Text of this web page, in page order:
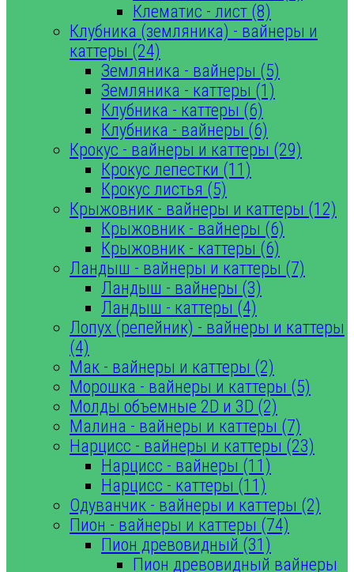
Клематис - лист (8)
Клубника (земляника) - вайнеры и
каттеры (24)
Земляника - вайнеры (5)
Земляника - каттеры (1)
Клубника - каттеры (6)
Клубника - вайнеры (6)
Крокус - вайнеры и каттеры (29)
Крокус лепестки (11)
Крокус листья (5)
Крыжовник - вайнеры и каттеры (12)
Крыжовник - вайнеры (6)
Крыжовник - каттеры (6)
Ландыш - вайнеры и каттеры (7)
Ландыш - вайнеры (3)
Ландыш - каттеры (4)
Лопух (репейник) - вайнеры и каттеры
(4)
Мак - вайнеры и каттеры (2)
Морошка - вайнеры и каттеры (5)
Молды объемные 2D и 3D (2)
Малина - вайнеры и каттеры (7)
Нарцисс - вайнеры и каттеры (23)
Нарцисс - вайнеры (11)
Нарцисс - каттеры (11)
Одуванчик - вайнеры и каттеры (2)
Пион - вайнеры и каттеры (74)
Пион древовидный (31)
Пион древовидный вайнеры